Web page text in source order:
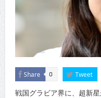
Share 0 Tweet
戦国グラビア界に、超新